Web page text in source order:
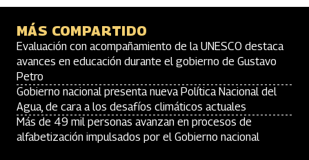
MÁS COMPARTIDO
Evaluación con acompañamiento de la UNESCO destaca
avances en educación durante el gobierno de Gustavo
Petro
Gobierno nacional presenta nueva Política Nacional del
Agua, de cara a los desafíos climáticos actuales
Más de 49 mil personas avanzan en procesos de
alfabetización impulsados por el Gobierno nacional